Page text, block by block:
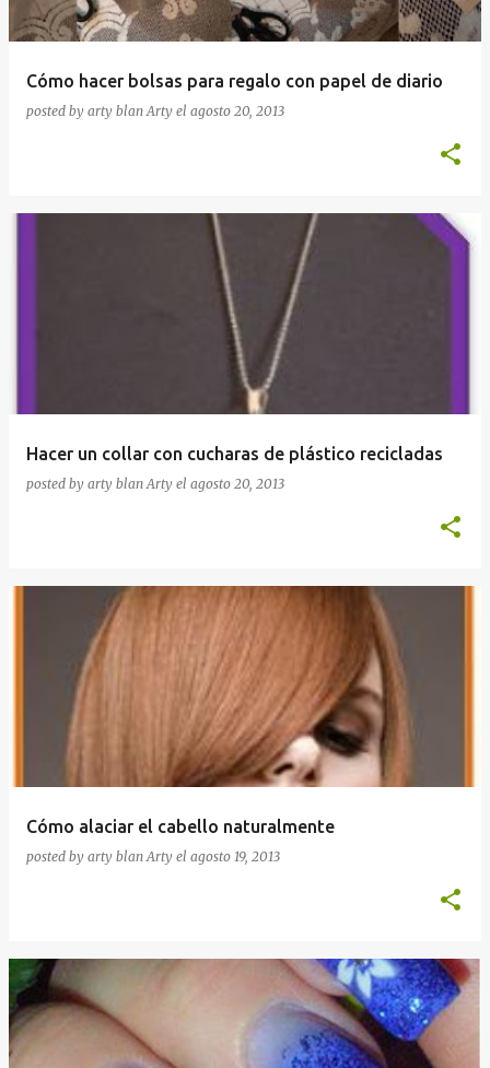
Cómo hacer bolsas para regalo con papel de diario
posted by arty blanArty el agosto 20, 2013
Hacer un collar con cucharas de plástico recicladas
posted by arty blanArty el agosto 20, 2013
Cómo alaciar el cabello naturalmente
posted by arty blanArty el agosto 19, 2013